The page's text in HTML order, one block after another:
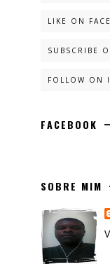
LIKE ON
SUBSCRIBE
FOLLOW ON
FACEBOOK
SOBRE MIM